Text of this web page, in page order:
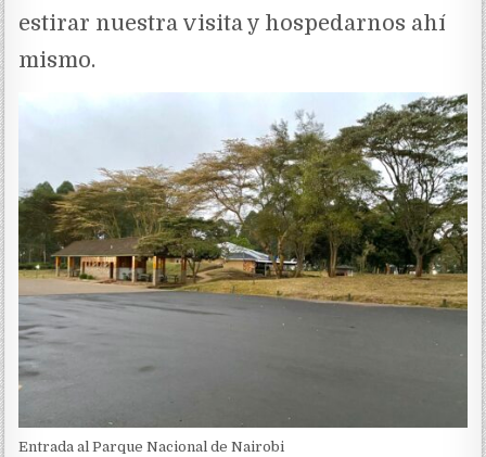
estirar nuestra visita y hospedarnos ahí
mismo.
Entrada al Parque Nacional de Nairobi